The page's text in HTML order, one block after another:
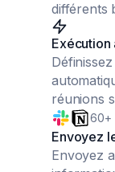
différents
réunions
60+
Envoyez
Envoyez